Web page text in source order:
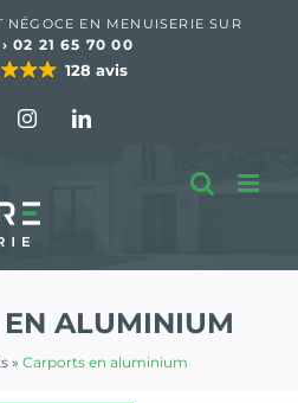
NÉGOCE EN MENUISERIE SUR
› 02 21 65 70 00
128 avis
InstagramLinkedIn
EN ALUMINIUM
» Carports en aluminium